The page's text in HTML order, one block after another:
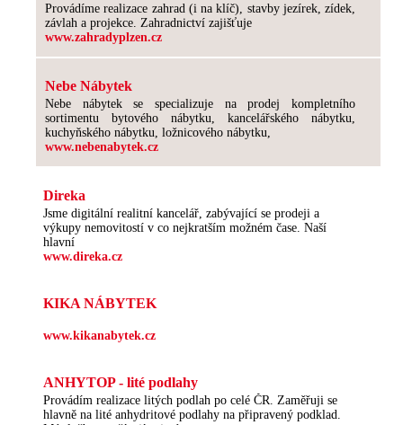
Provádíme realizace zahrad (i na klíč), stavby jezírek, zídek,
závlah a projekce. Zahradnictví zajišťuje
www.zahradyplzen.cz
Nebe Nábytek
Nebe nábytek se specializuje na prodej kompletního
sortimentu bytového nábytku, kancelářského nábytku,
kuchyňského nábytku, ložnicového nábytku,
www.nebenabytek.cz
Direka
Jsme digitální realitní kancelář, zabývající se prodeji a
výkupy nemovitostí v co nejkratším možném čase. Naší
hlavní
www.direka.cz
KIKA NÁBYTEK
www.kikanabytek.cz
ANHYTOP - lité podlahy
Provádím realizace litých podlah po celé ČR. Zaměřuji se
hlavně na lité anhydritové podlahy na připravený podklad.